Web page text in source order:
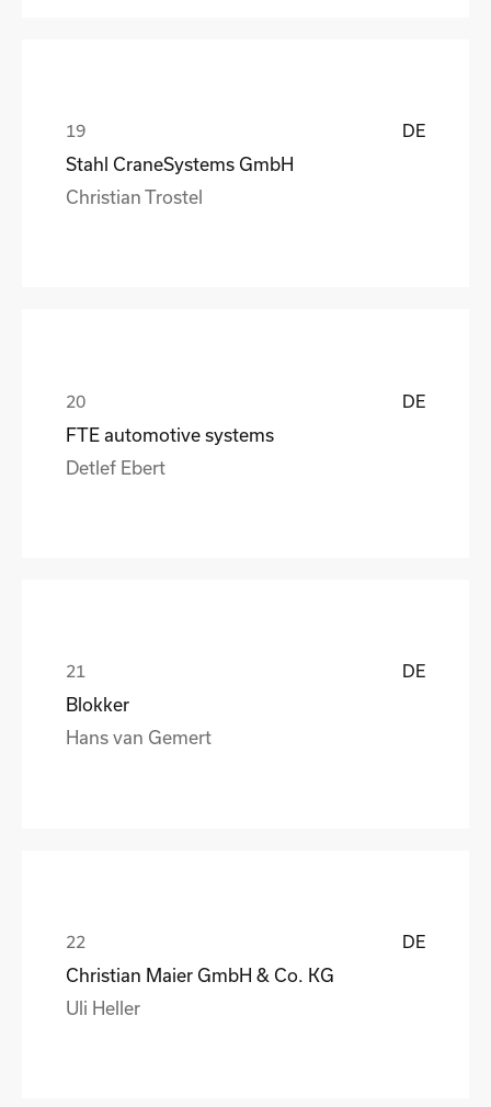
DE
Stahl CraneSystems GmbH
Christian Trostel
DE
FTE automotive systems
Detlef Ebert
DE
Blokker
Hans van Gemert
DE
Christian Maier GmbH & Co. KG
Uli Heller